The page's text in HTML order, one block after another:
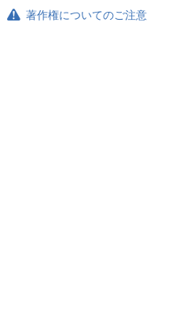
著作権についてのご注意